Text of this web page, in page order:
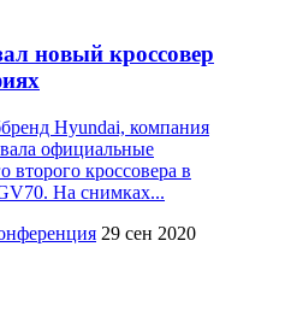
новый кроссовер
Hyundai, компания
официальные
второго кроссовера в
На снимках...
29 сен 2020